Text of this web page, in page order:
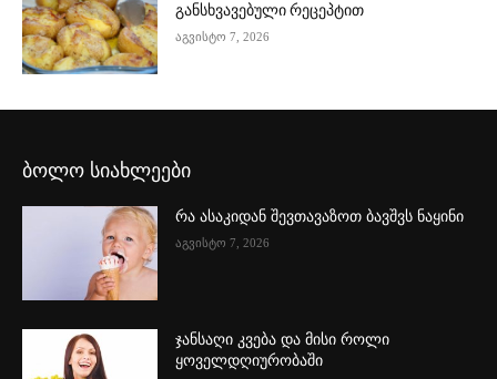
განსხვავებული რეცეპტით
აგვისტო 7, 2026
ბოლო სიახლეები
რა ასაკიდან შევთავაზოთ ბავშვს ნაყინი
აგვისტო 7, 2026
ჯანსაღი კვება და მისი როლი
ყოველდღიურობაში